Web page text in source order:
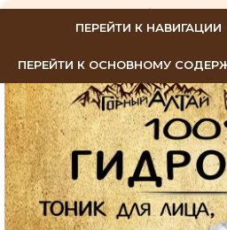
ПЕРЕЙТИ К НАВИГАЦИИ
ПЕРЕЙТИ К ОСНОВНОМУ